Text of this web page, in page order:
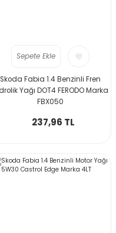
Sepete Ekle
Skoda Fabia 1.4 Benzinli Fren
Yağı DOT4 FERODO Marka
FBX050
237,96 TL